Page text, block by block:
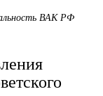
ВАК РФ